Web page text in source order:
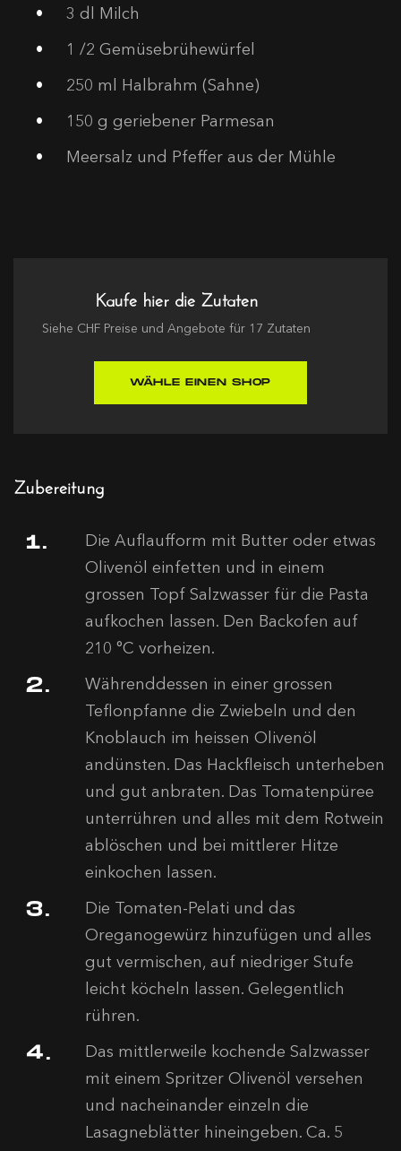
3 dl Milch
1 /2 Gemüsebrühewürfel
250 ml Halbrahm (Sahne)
150 g geriebener Parmesan
Meersalz und Pfeffer aus der Mühle
Kaufe hier die Zutaten
Siehe CHF Preise und Angebote für 17 Zutaten
WÄHLE EINEN SHOP
Zubereitung
Die Auflaufform mit Butter oder etwas
Olivenöl einfetten und in einem
grossen Topf Salzwasser für die Pasta
aufkochen lassen. Den Backofen auf
210 °C vorheizen.
Währenddessen in einer grossen
Teflonpfanne die Zwiebeln und den
Knoblauch im heissen Olivenöl
andünsten. Das Hackfleisch unterheben
und gut anbraten. Das Tomatenpüree
unterrühren und alles mit dem Rotwein
ablöschen und bei mittlerer Hitze
einkochen lassen.
Die Tomaten-Pelati und das
Oreganogewürz hinzufügen und alles
gut vermischen, auf niedriger Stufe
leicht köcheln lassen. Gelegentlich
rühren.
Das mittlerweile kochende Salzwasser
mit einem Spritzer Olivenöl versehen
und nacheinander einzeln die
Lasagneblätter hineingeben. Ca. 5